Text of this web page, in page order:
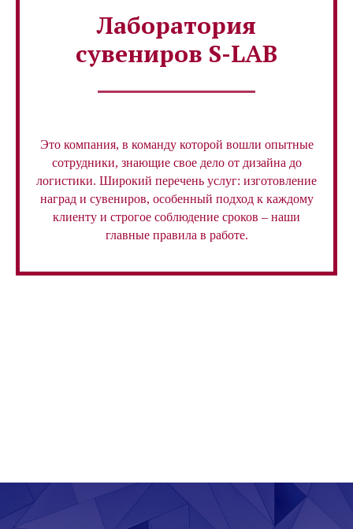
Лаборатория
сувениров S-LAB
Это компания, в команду которой вошли опытные
сотрудники, знающие свое дело от дизайна до
логистики. Широкий перечень услуг: изготовление
наград и сувениров, особенный подход к каждому
клиенту и строгое соблюдение сроков – наши
главные правила в работе.